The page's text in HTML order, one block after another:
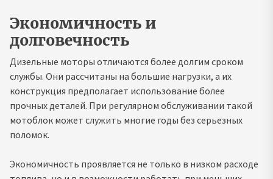
Экономичность и
долговечность
Дизельные моторы отличаются более долгим сроком
службы. Они рассчитаны на большие нагрузки, а их
конструкция предполагает использование более
прочных деталей. При регулярном обслуживании такой
мотоблок может служить многие годы без серьезных
поломок.
Экономичность проявляется не только в низком расходе